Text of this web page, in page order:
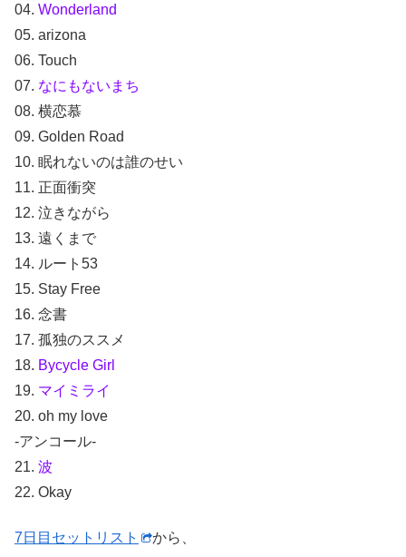
04. Wonderland
05. arizona
06. Touch
07. なにもないまち
08. 横恋慕
09. Golden Road
10. 眠れないのは誰のせい
11. 正面衝突
12. 泣きながら
13. 遠くまで
14. ルート53
15. Stay Free
16. 念書
17. 孤独のススメ
18. Bycycle Girl
19. マイミライ
20. oh my love
-アンコール-
21. 波
22. Okay
7日目セットリスト から、